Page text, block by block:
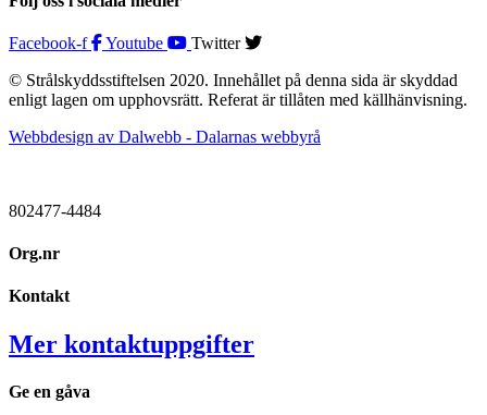
Facebook-f Youtube
Twitter
© Strålskyddsstiftelsen 2020. Innehållet på denna sida är skyddad
enligt lagen om upphovsrätt. Referat är tillåten med källhänvisning.
Webbdesign av Dalwebb - Dalarnas webbyrå
802477-4484
Org.nr
Kontakt
Mer kontaktuppgifter
Ge en gåva